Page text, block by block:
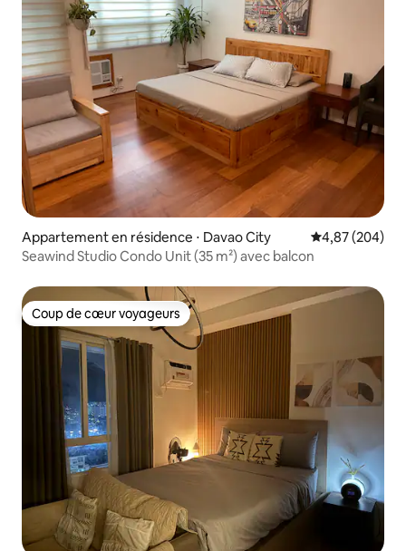
Appartement en résidence ⋅ Davao City Évaluation
4,87 (204)
Seawind Studio Condo Unit (35 m²) avec balcon
Coup de cœur voyageurs
Coup de cœur voyageurs